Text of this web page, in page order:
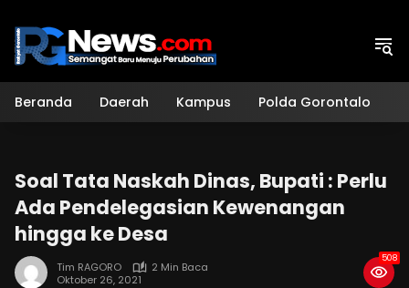
konten
Beranda Daerah Kampus Polda Gorontalo
Soal Tata Naskah Dinas, Bupati : Perlu
Ada Pendelegasian Kewenangan
hingga ke Desa
Tim RAGORO
2 Min Baca
Oktober 26, 2021
508